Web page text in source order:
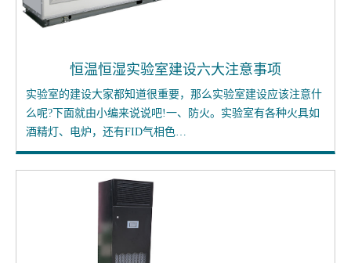
恒温恒湿实验室建设六大注意事项
实验室的建设大家都知道很重要，那么实验室建设应该注意什
么呢?下面就由小编来说说吧!一、防火。实验室有各种火具如
酒精灯、电炉，还有FID气相色…